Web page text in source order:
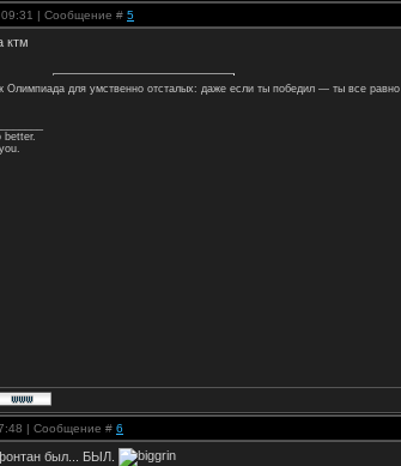
| Сообщение # 5
ктм
Олимпиада для умственно отсталых: даже если ты победил — ты все равно
| Сообщение # 6
был... БЫЛ.